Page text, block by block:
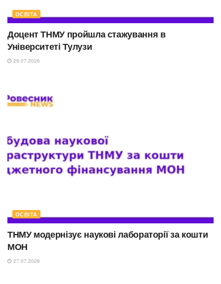
ОСВІТА
Доцент ТНМУ пройшла стажування в
Університеті Тулузи
29.07.2026
ОСВІТА
ТНМУ модернізує наукові лабораторії за кошти
МОН
27.07.2026